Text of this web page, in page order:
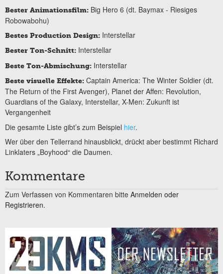
Bester Animationsfilm: Big Hero 6 (dt. Baymax - Riesiges
Robowabohu)
Bestes Production Design: Interstellar
Bester Ton-Schnitt: Interstellar
Beste Ton-Abmischung: Interstellar
Beste visuelle Effekte: Captain America: The Winter Soldier (dt.
The Return of the First Avenger), Planet der Affen: Revolution,
Guardians of the Galaxy, Interstellar, X-Men: Zukunft ist
Vergangenheit
Die gesamte Liste gibt’s zum Beispiel hier.
Wer über den Tellerrand hinausblickt, drückt aber bestimmt Richard
Linklaters „Boyhood“ die Daumen.
Kommentare
Zum Verfassen von Kommentaren bitte Anmelden oder
Registrieren.